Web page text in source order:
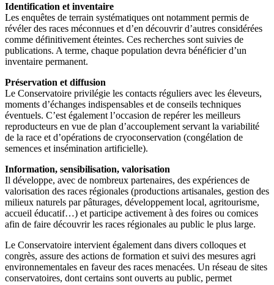
Identification et inventaire
Les enquêtes de terrain systématiques ont notamment permis de
révéler des races méconnues et d’en découvrir d’autres considérées
comme définitivement éteintes. Ces recherches sont suivies de
publications. A terme, chaque population devra bénéficier d’un
inventaire permanent.
Préservation et diffusion
Le Conservatoire privilégie les contacts réguliers avec les éleveurs,
moments d’échanges indispensables et de conseils techniques
éventuels. C’est également l’occasion de repérer les meilleurs
reproducteurs en vue de plan d’accouplement servant la variabilité
de la race et d’opérations de cryoconservation (congélation de
semences et insémination artificielle).
Information, sensibilisation, valorisation
Il développe, avec de nombreux partenaires, des expériences de
valorisation des races régionales (productions artisanales, gestion des
milieux naturels par pâturages, développement local, agritourisme,
accueil éducatif…) et participe activement à des foires ou comices
afin de faire découvrir les races régionales au public le plus large.
Le Conservatoire intervient également dans divers colloques et
congrès, assure des actions de formation et suivi des mesures agri
environnementales en faveur des races menacées. Un réseau de sites
conservatoires, dont certains sont ouverts au public, permet